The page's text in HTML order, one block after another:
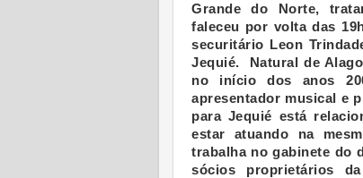
Grande do Norte,
faleceu por volta das
securitário Leon
Jequié. Natural de
no início dos anos
apresentador musical e
para Jequié está
estar atuando na
trabalha no gabinete do
sócios proprietários